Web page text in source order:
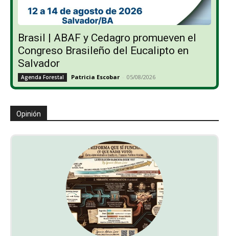
Brasil | ABAF y Cedagro promueven el
Congreso Brasileño del Eucalipto en
Salvador
Agenda Forestal Patricia Escobar - 05/08/2026
Opinión